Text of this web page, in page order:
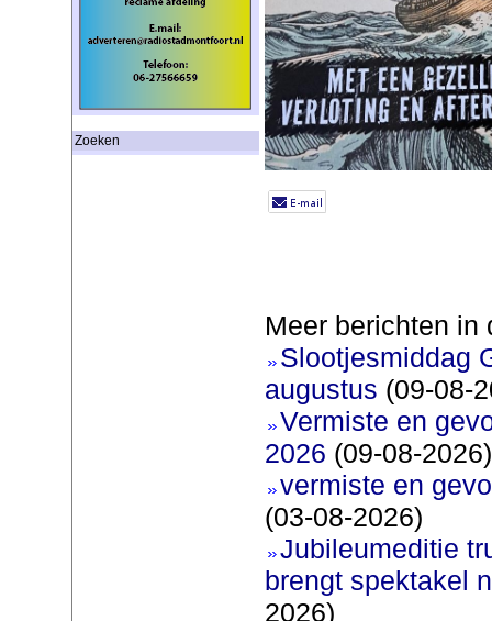
Zoeken
Meer berichten in
Slootjesmiddag
augustus (09-08-
Vermiste en
2026 (09-08-2026)
vermiste en
(03-08-2026)
Jubileumeditie
brengt spektakel
2026)